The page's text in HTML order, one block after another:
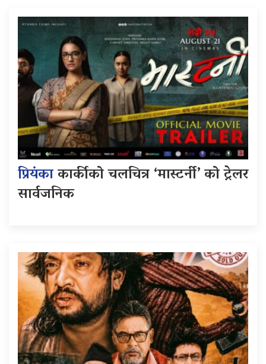
प्रियंकाकार्कीको चलचित्र ‘मास्टर्नी’ को ट्रेलर
सार्वजनिक